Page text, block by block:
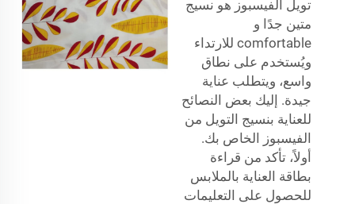
تويل الفيسبوز هو نسيج
متين جدًا و
comfortable للارتداء
ويُستخدم على نطاق
واسع، ويتطلب عناية
جيدة. إليك بعض النصائح
للعناية بنسيج التويل من
الفيسبوز الخاص بك.
أولاً، تأكد من قراءة
بطاقة العناية بالملابس
للحصول على التعليمات